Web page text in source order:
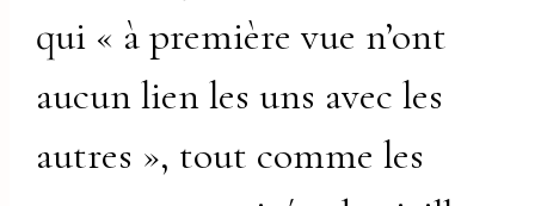
qui « à première vue n’ont
aucun lien les uns avec les
autres », tout comme les